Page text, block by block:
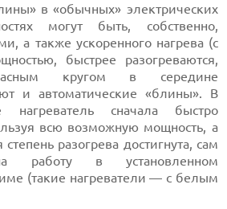
в «обычных» электрических
могут быть, собственно,
а также ускоренного нагрева (с
быстрее разогреваются,
кругом в середине
и автоматические «блины». В
нагреватель сначала быстро
всю возможную мощность, а
разогрева достигнута, сам
работу в установленном
(такие нагреватели — с белым